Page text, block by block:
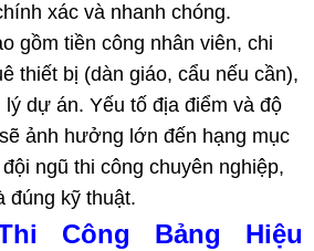
xác và nhanh chóng.
gồm tiền công nhân viên, chi
thiết bị (dàn giáo, cẩu nếu cần),
dự án. Yếu tố địa điểm và độ
ảnh hưởng lớn đến hạng mục
ngũ thi công chuyên nghiệp,
đúng kỹ thuật.
Công Bảng Hiệu